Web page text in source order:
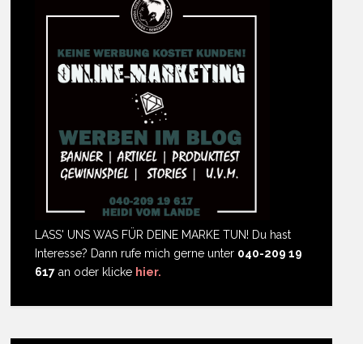
LASS' UNS WAS FÜR DEINE MARKE TUN! Du hast
Interesse? Dann rufe mich gerne unter 040-209 19
617 an oder klicke hier.